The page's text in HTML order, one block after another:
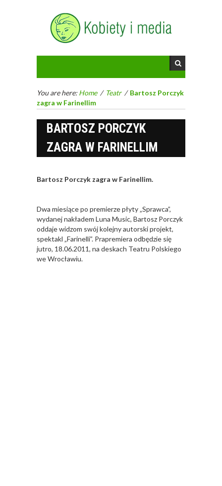
You are here: Home / Teatr / Bartosz Porczyk
zagra w Farinellim
BARTOSZ PORCZYK
ZAGRA W FARINELLIM
Bartosz Porczyk zagra w Farinellim.
Dwa miesiące po premierze płyty „Sprawca”,
wydanej nakładem Luna Music, Bartosz Porczyk
oddaje widzom swój kolejny autorski projekt,
spektakl „Farinelli”. Prapremiera odbędzie się
jutro, 18.06.2011, na deskach Teatru Polskiego
we Wrocławiu.